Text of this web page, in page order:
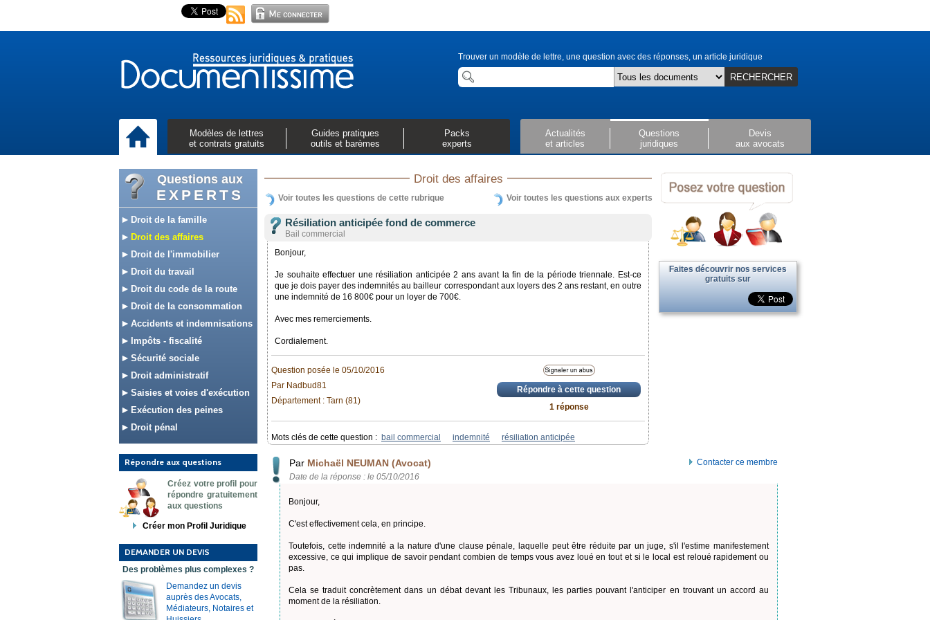
Trouver un modèle de lettre, une question avec des réponses, un article juridique
RECHERCHER
Modèles de lettres
et contrats gratuits
Guides pratiques
outils et barèmes
Packs
experts
Actualités
et articles
Questions
juridiques
Devis
aux avocats
Questions aux
EXPERTS
Droit de la famille
Droit des affaires
Droit de l'immobilier
Droit du travail
Droit du code de la route
Droit de la consommation
Accidents et indemnisations
Impôts - fiscalité
Sécurité sociale
Droit administratif
Saisies et voies d'exécution
Exécution des peines
Droit pénal
Répondre aux questions
Créez votre profil pour
répondre gratuitement
aux questions
Créer mon Profil Juridique
DEMANDER UN DEVIS
Des problèmes plus complexes ?
Demandez un devis
auprès des Avocats,
Médiateurs, Notaires et
Droit des affaires
Voir toutes les questions de cette rubrique Voir toutes les questions aux experts
Résiliation anticipée fond de commerce
Bail commercial
Bonjour,
Je souhaite effectuer une résiliation anticipée 2 ans avant la fin de la période triennale. Est-ce
que je dois payer des indemnités au bailleur correspondant aux loyers des 2 ans restant, en outre
une indemnité de 16 800€ pour un loyer de 700€.
Avec mes remerciements.
Cordialement.
Question posée le 05/10/2016
Par Nadbud81
Département : Tarn (81)
Répondre à cette question
1 réponse
Mots clés de cette question : bail commercial indemnité résiliation anticipée
Par Michaël NEUMAN (Avocat)
Date de la réponse : le 05/10/2016
Contacter ce membre
Bonjour,
C'est effectivement cela, en principe.
Toutefois, cette indemnité a la nature d'une clause pénale, laquelle peut être réduite par un juge, s'il l'estime manifestement
excessive, ce qui implique de savoir pendant combien de temps vous avez loué en tout et si le local est reloué rapidement ou
pas.
Cela se traduit concrètement dans un débat devant les Tribunaux, les parties pouvant l'anticiper en trouvant un accord au
moment de la résiliation.
Faites découvrir nos services
gratuits sur